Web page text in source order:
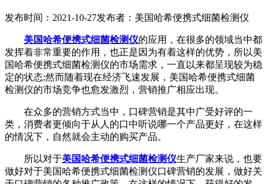
发布时间：2021-10-27发布者：美国哈希便携式细菌检测仪
美国哈希便携式细菌检测仪的应用，在很多的领域当中都
发挥着非常重要的作用，也正是因为有着这样的优势，所以美
国哈希便携式细菌检测仪的市场需求，一直以来都呈现较为稳
定的状态;然而随着现在经济飞速发展，美国哈希便携式细菌
检测仪的市场竞争也愈发激烈，营销推广相应出现。
在众多的营销方式当中，口碑营销是其中广受好评的一
类，消费者更倾向于从人的口中听说哪一个产品更好，在这样
的情况下，自然就会主动的购买产品。
所以对于美国哈希便携式细菌检测仪生产厂家来说，也要
做好对于美国哈希便携式细菌检测仪口碑营销的发展，做好关